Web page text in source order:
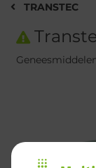
TRANSTEC